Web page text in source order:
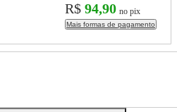
R$ 94,90 no pix
Mais formas de pagamento